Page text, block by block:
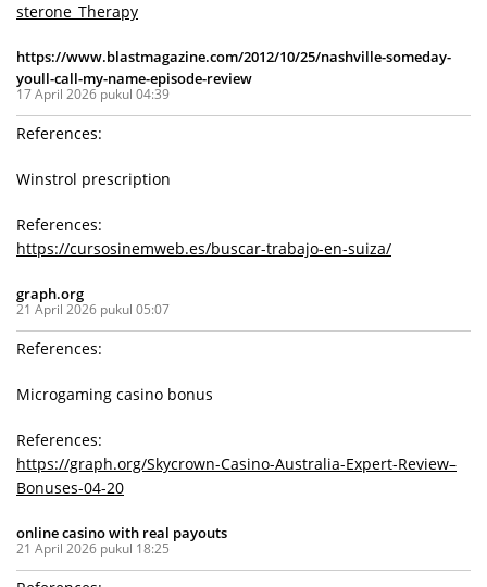
sterone_Therapy
https://www.blastmagazine.com/2012/10/25/nashville-someday-
youll-call-my-name-episode-review
17 April 2026 pukul 04:39
References:
Winstrol prescription
References:
https://cursosinemweb.es/buscar-trabajo-en-suiza/
graph.org
21 April 2026 pukul 05:07
References:
Microgaming casino bonus
References:
https://graph.org/Skycrown-Casino-Australia-Expert-Review–
Bonuses-04-20
online casino with real payouts
21 April 2026 pukul 18:25